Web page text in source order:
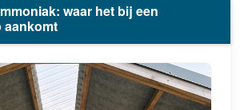
waar het bij een
aankomt